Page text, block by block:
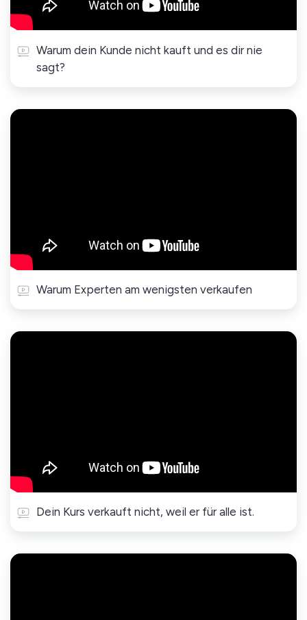
Warum dein Kunde nicht kauft und es dir nie
sagt?
Warum Experten am wenigsten verkaufen
Dein Kurs verkauft nicht, weil er für alle ist.